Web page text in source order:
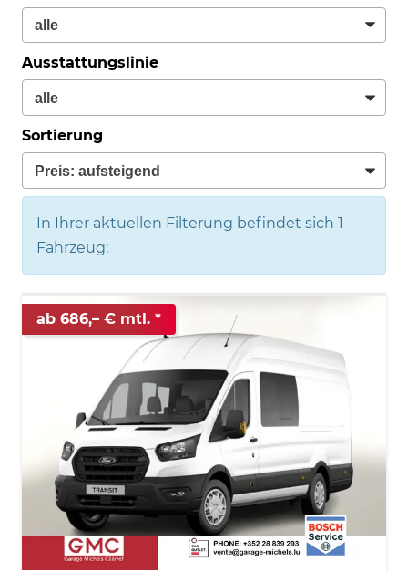
Ausstattungslinie
Sortierung
In Ihrer aktuellen Filterung befindet sich 1
Fahrzeug:
ab 686,– € mtl.